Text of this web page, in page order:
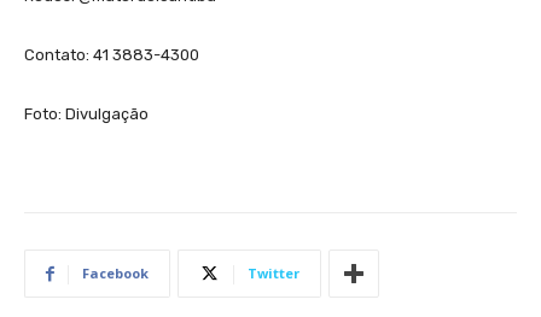
Contato: 41 3883-4300
Foto: Divulgação
Facebook Twitter